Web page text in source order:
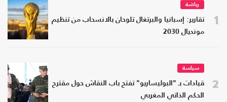
1
رياضة
تقارير: إسبانيا والبرتغال تلوحان بالانسحاب من تنظيم
مونديال 2030
2
سياسة
قيادات بـ "البوليساريو" تفتح باب النقاش حول مقترح
الحكم الذاتي المغربي